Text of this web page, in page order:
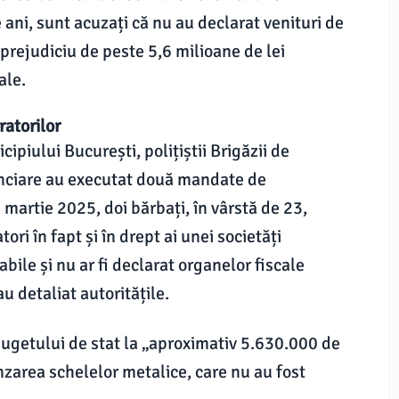
sunt acuzați că nu au declarat venituri de
de peste 5,6 milioane de lei
București, polițiștii Brigăzii de
au executat două mandate de
2025, doi bărbați, în vârstă de 23,
în fapt și în drept ai unei societăți
și nu ar fi declarat organelor fiscale
detaliat autoritățile.
de stat la „aproximativ 5.630.000 de
schelelor metalice, care nu au fost